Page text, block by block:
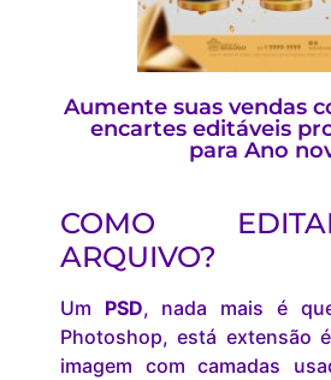
Aumente suas vendas
encartes editáveis
para Ano
COMO
ARQUIVO?
Um PSD, nada mais é
Photoshop, está extensão
imagem com camadas